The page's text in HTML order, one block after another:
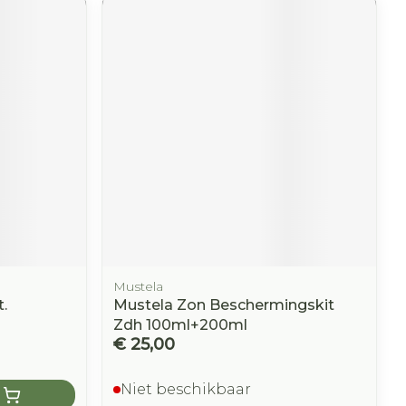
Mustela
Mustela Zon Beschermingskit
Zdh 100ml+200ml
€ 25,00
Niet beschikbaar